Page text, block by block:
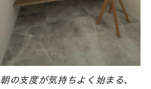
朝の支度が気持ちよく始まる、